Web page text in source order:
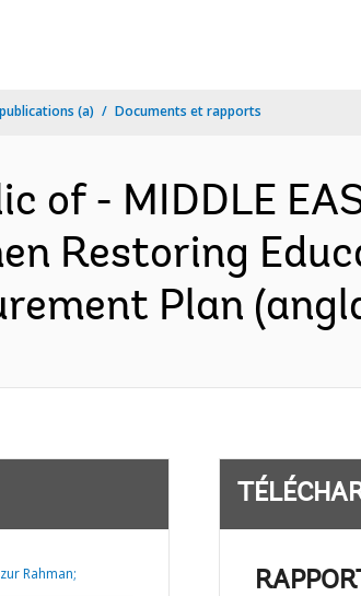
(a) Documents et rapports
of - MIDDLE
Restoring
Plan
Rahman;